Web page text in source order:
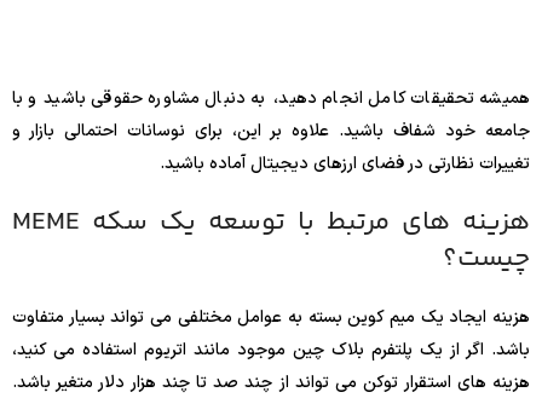
همیشه تحقیقات کامل انجام دهید، به دنبال مشاوره حقوقی باشید و با
جامعه خود شفاف باشید. علاوه بر این، برای نوسانات احتمالی بازار و
تغییرات نظارتی در فضای ارزهای دیجیتال آماده باشید.
هزینه های مرتبط با توسعه یک سکه MEME
چیست؟
هزینه ایجاد یک میم کوین بسته به عوامل مختلفی می تواند بسیار متفاوت
باشد. اگر از یک پلتفرم بلاک چین موجود مانند اتریوم استفاده می کنید،
هزینه های استقرار توکن می تواند از چند صد تا چند هزار دلار متغیر باشد.